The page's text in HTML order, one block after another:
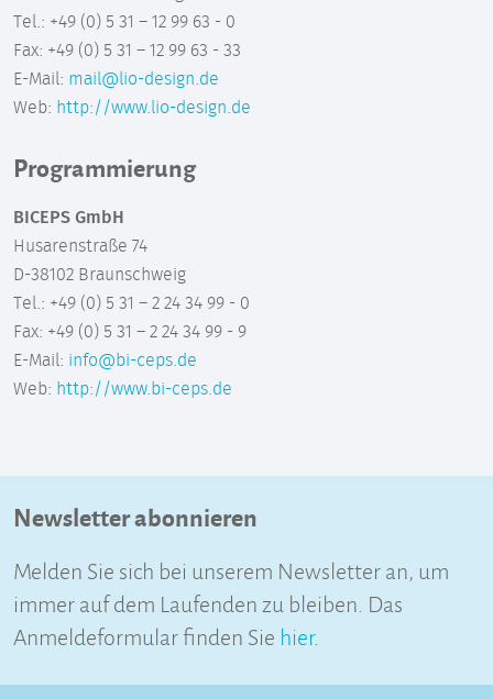
Tel.: +49 (0) 5 31 – 12 99 63 - 0
Fax: +49 (0) 5 31 – 12 99 63 - 33
E-Mail: mail@lio-design.de
Web: http://www.lio-design.de
Programmierung
BICEPS GmbH
Husarenstraße 74
D-38102 Braunschweig
Tel.: +49 (0) 5 31 – 2 24 34 99 - 0
Fax: +49 (0) 5 31 – 2 24 34 99 - 9
E-Mail: info@bi-ceps.de
Web: http://www.bi-ceps.de
Newsletter abonnieren
Melden Sie sich bei unserem Newsletter an, um
immer auf dem Laufenden zu bleiben. Das
Anmeldeformular finden Sie hier.